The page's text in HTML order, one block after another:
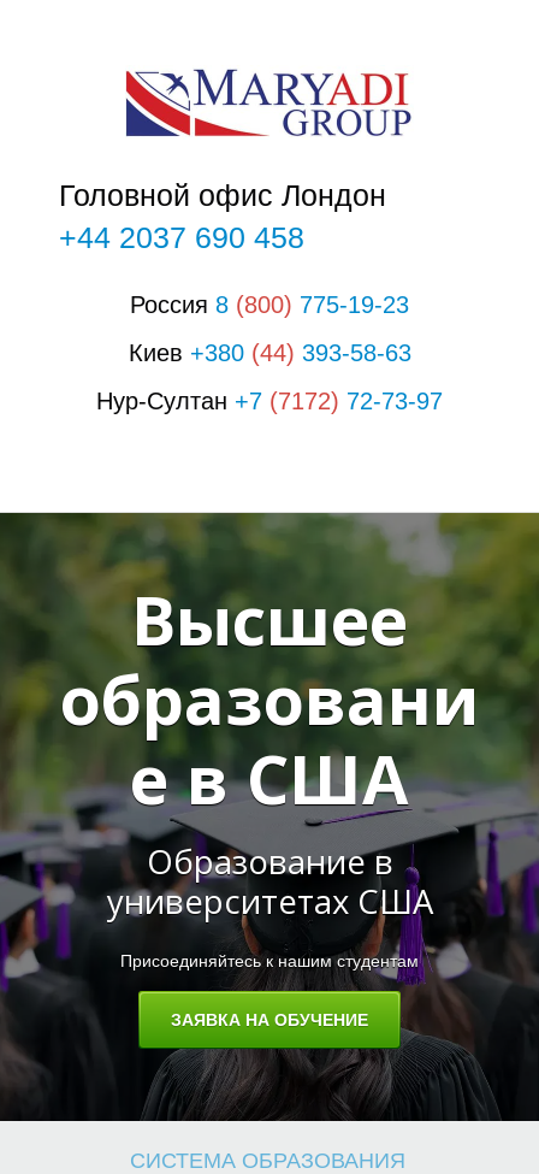
Головной офис Лондон
+44 2037 690 458
Россия 8 (800) 775-19-23
Киев +380 (44) 393-58-63
Нур-Султан +7 (7172) 72-73-97
Высшее
образовани
е в США
Образование в
университетах США
Присоединяйтесь к нашим студентам
ЗАЯВКА НА ОБУЧЕНИЕ
СИСТЕМА ОБРАЗОВАНИЯ
С
И